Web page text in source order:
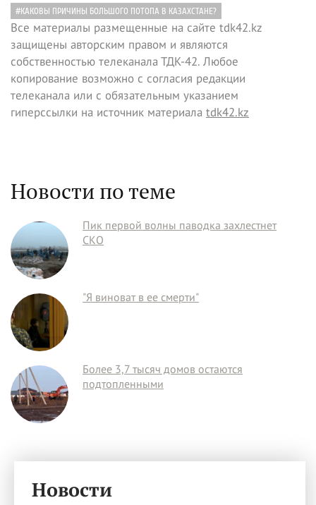
#КАКОВЫ ПРИЧИНЫ БОЛЬШОГО ПОТОПА В КАЗАХСТАНЕ?
Все материалы размещенные на сайте tdk42.kz
защищены авторским правом и являются
собственностью телеканала ТДК-42. Любое
копирование возможно с согласия редакции
телеканала или с обязательным указанием
гиперссылки на источник материала tdk42.kz
Новости по теме
Пик первой волны паводка захлестнет
СКО
"Я виноват в ее смерти"
Более 3,7 тысяч домов остаются
подтопленными
Новости